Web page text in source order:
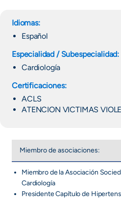
Idiomas:
Español
Especialidad / Subespecialidad:
Cardiología
Certificaciones:
ACLS
ATENCION VICTIMAS
Miembro de asociaciones:
Miembro de la Asociación
Cardiología
Presidente Capítulo de